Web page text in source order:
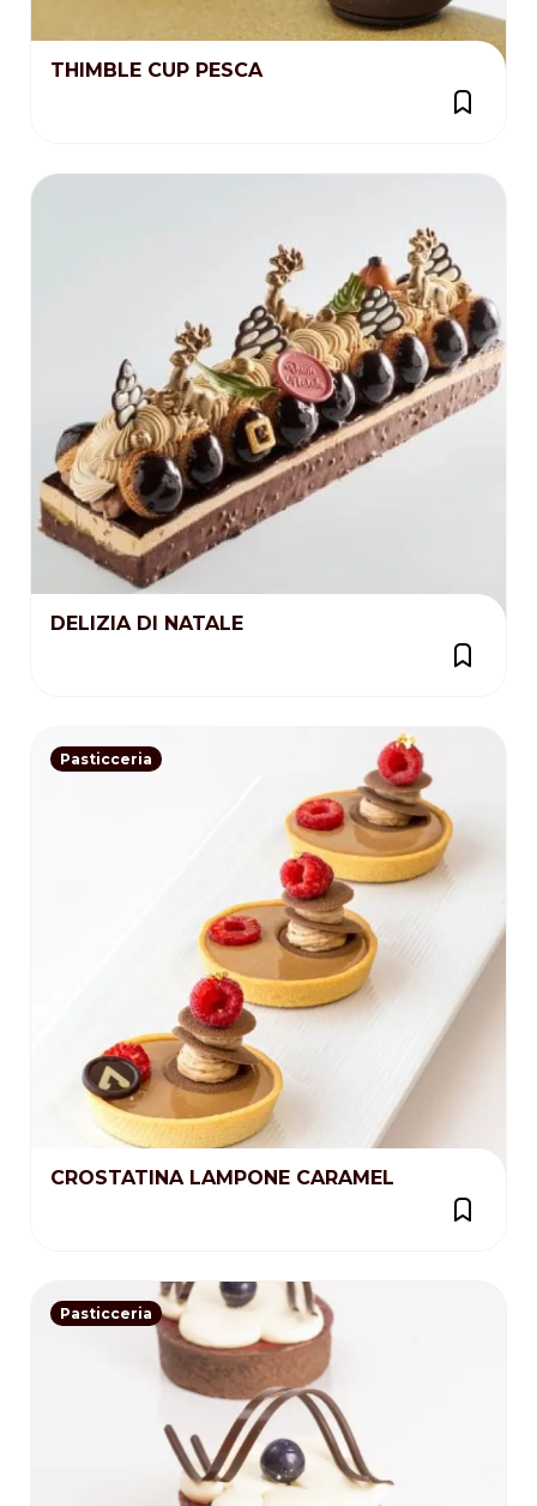
THIMBLE CUP PESCA
DELIZIA DI NATALE
Pasticceria
CROSTATINA LAMPONE CARAMEL
Pasticceria